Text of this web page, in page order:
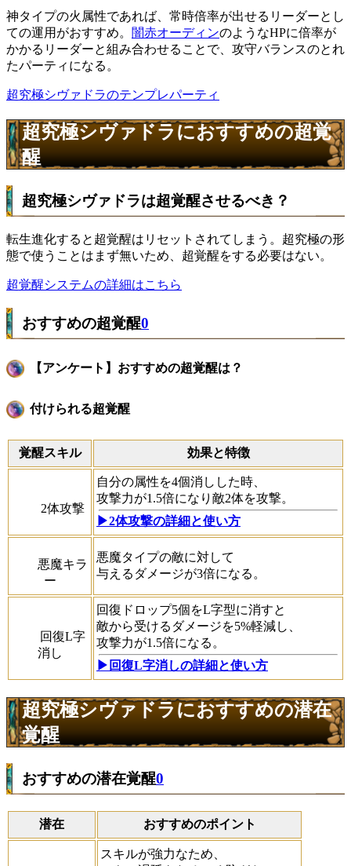
神タイプの火属性であれば、常時倍率が出せるリーダーとし
ての運用がおすすめ。 闇赤オーディンのようなHPに倍率が
かかるリーダーと組み合わせることで、攻守バランスのとれ
たパーティになる。
超究極シヴァドラのテンプレパーティ
超究極シヴァドラにおすすめの超覚
醒
超究極シヴァドラは超覚醒させるべき？
転生進化すると超覚醒はリセットされてしまう。超究極の形
態で使うことはまず無いため、超覚醒をする必要はない。
超覚醒システムの詳細はこちら
おすすめの超覚醒0
【アンケート】おすすめの超覚醒は？
付けられる超覚醒
覚醒スキル 効果と特徴
2体攻撃
自分の属性を4個消しした時、
攻撃力が1.5倍になり敵2体を攻撃。
▶︎2体攻撃の詳細と使い方
悪魔キラ
ー
悪魔タイプの敵に対して
与えるダメージが3倍になる。
回復L字
消し
回復ドロップ5個をL字型に消すと
敵から受けるダメージを5%軽減し、
攻撃力が1.5倍になる。
▶回復L字消しの詳細と使い方
超究極シヴァドラにおすすめの潜在
覚醒
おすすめの潜在覚醒0
潜在 おすすめのポイント
スキルが強力なため、